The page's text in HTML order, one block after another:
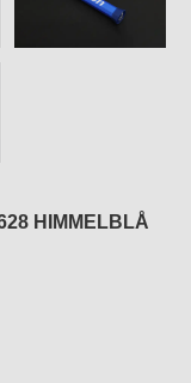
HIMMELBLÅ